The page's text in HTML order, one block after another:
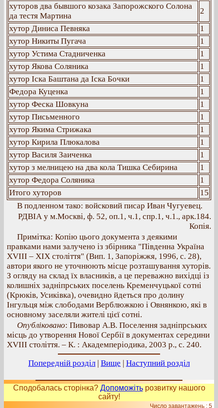
хуторов два бывшого козака Запорожского Солона
да тестя Мартина
2
хутор Диниса Певняка
1
хутор Никиты Пугача
1
хутор Устима Стадниченка
1
хутор Якова Соляника
1
хутор Iска Баштана да Iска Бочки
1
Федора Куценка
1
хутор Феска Шовкуна
1
хутор Письменного
1
хутор Якима Стрижака
1
хутор Кирила Плюкалова
1
хутор Василя Заиченка
1
хутор з мелницею на два кола Тишка Себирина
1
хутор Федора Соляника
1
Итого хуторов
15
В подленном тако: войсковий писар Иван Чугуевец.
РДВIА у м.Москвi, ф. 52, оп.1, ч.1, спр.1, ч.1., арк.184.
Копія.
Примітка: Копію цього документа з деякими
правками нами залучено із збірника "Південна Україна
ХVІІІ – ХІХ століття" (Вип. 1, Запоріжжя, 1996, с. 28),
автори якого не уточнюють місце розташування хуторів.
З огляду на склад їх власників, а це переважно вихідці із
колишніх задніпрських поселень Кременчуцької сотні
(Крюків, Усиківка), очевидно йдеться про долину
Інгульця між слободами Верблюжкою і Овнянкою, які в
основному заселяли жителі цієї сотні.
Опубліковано: Пивовар А.В. Поселення задніпрських
місць до утворення Нової Сербії в документах середини
ХVІІІ століття. – К. : Академперіодика, 2003 р., c. 240.
Попередній розділ | Вище | Наступний розділ
Сподобалась сторінка? Допоможітьрозвитку нашого
сайту!
Число завантажень : 5